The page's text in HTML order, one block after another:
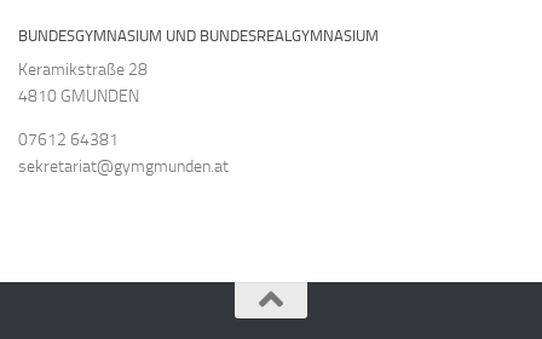
BUNDESGYMNASIUM UND BUNDESREALGYMNASIUM
Keramikstraße 28
4810 GMUNDEN
07612 64381
sekretariat@gymgmunden.at